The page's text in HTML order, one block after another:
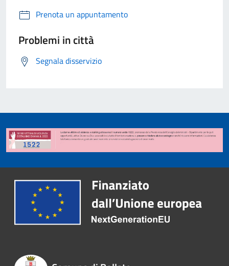
Prenota un appuntamento
Problemi in città
Segnala disservizio